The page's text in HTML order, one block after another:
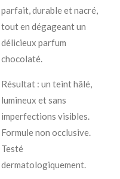
parfait, durable et nacré,
tout en dégageant un
délicieux parfum
chocolaté.
Résultat : un teint hâlé,
lumineux et sans
imperfections visibles.
Formule non occlusive.
Testé
dermatologiquement.